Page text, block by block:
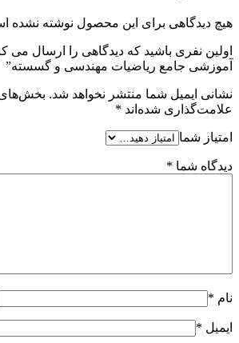
هیچ دیدگاهی برای این محصول نوشته نشده
اولین نفری باشید که دیدگاهی را ارسال می
آموزشی جامع ریاضیات مهندسی و گسسته”
نشانی ایمیل شما منتشر نخواهد شد. بخش‌های
علامت‌گذاری شده‌اند *
امتیاز شما
دیدگاه شما *
نام *
ایمیل *